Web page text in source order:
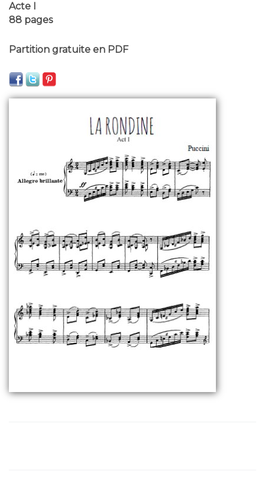
Acte I
88 pages
Partition gratuite en PDF